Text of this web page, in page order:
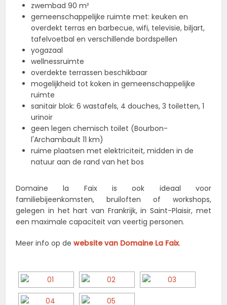
zwembad 90 m²
gemeenschappelijke ruimte met: keuken en
overdekt terras en barbecue, wifi, televisie, biljart,
tafelvoetbal en verschillende bordspellen
yogazaal
wellnessruimte
overdekte terrassen beschikbaar
mogelijkheid tot koken in gemeenschappelijke
ruimte
sanitair blok: 6 wastafels, 4 douches, 3 toiletten, 1
urinoir
geen legen chemisch toilet (Bourbon-
l'Archambault 11 km)
ruime plaatsen met elektriciteit, midden in de
natuur aan de rand van het bos
Domaine la Faix is ook ideaal voor
familiebijeenkomsten, bruiloften of workshops,
gelegen in het hart van Frankrijk, in Saint-Plaisir, met
een maximale capaciteit van veertig personen.
Meer info op dewebsite van Domaine La Faix.